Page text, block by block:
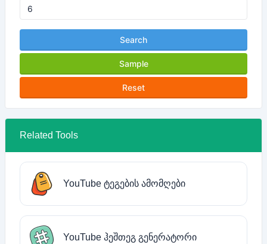
Search
Sample
Reset
Related Tools
YouTube ტეგების ამომღები
YouTube ჰეშთეგ გენერატორი